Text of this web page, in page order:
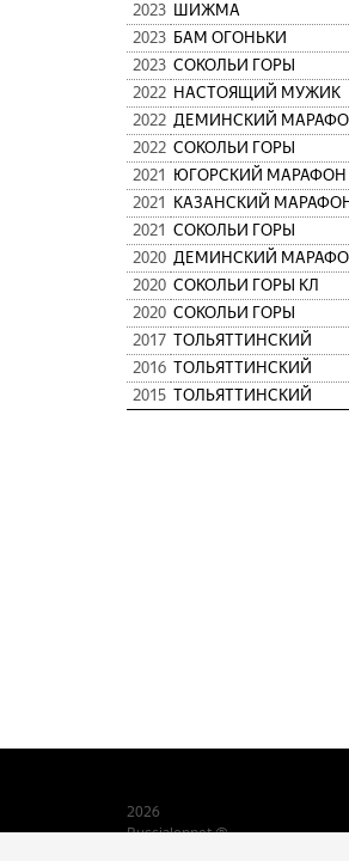
2023 ШИЖМА
2023 БАМ ОГОНЬКИ
2023 СОКОЛЬИ ГОРЫ
2022 НАСТОЯЩИЙ МУЖИК
2022 ДЕМИНСКИЙ
2022 СОКОЛЬИ ГОРЫ
2021
ЮГОРСКИЙ МАРАФОН
2021
КАЗАНСКИЙ
2021 СОКОЛЬИ ГОРЫ
2020 ДЕМИНСКИЙ
2020 СОКОЛЬИ ГОРЫ КЛ
2020 СОКОЛЬИ ГОРЫ
2017 ТОЛЬЯТТИНСКИЙ
2016 ТОЛЬЯТТИНСКИЙ
2015 ТОЛЬЯТТИНСКИЙ
2026
Russialoppet ®